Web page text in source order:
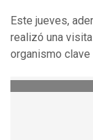
Este jueves,
realizó una
organismo clave